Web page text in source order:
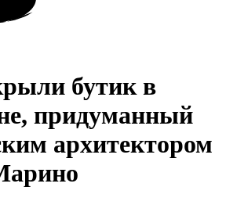
бутик в
придуманный
архитектором